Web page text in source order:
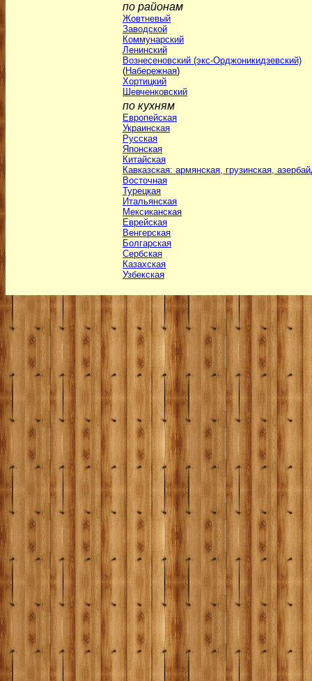
по районам
Жовтневый
Заводской
Коммунарский
Ленинский
Вознесеновский (экс-Орджоникидзевский)
(Набережная)
Хортицкий
Шевченковский
по кухням
Европейская
Украинская
Русская
Японская
Китайская
Кавказская: армянская, грузинская,
Восточная
Турецкая
Итальянская
Мексиканская
Еврейская
Венгерская
Болгарская
Сербская
Казахская
Узбекская